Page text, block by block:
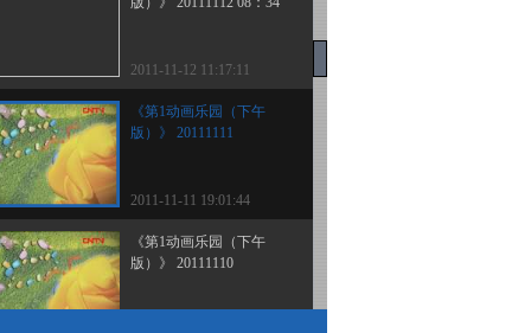
2011-11-12 11:17:11
《第1动画乐园（下午
版）》 20111111
2011-11-11 19:01:44
《第1动画乐园（下午
版）》 20111110